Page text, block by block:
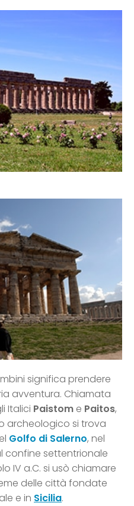
significa prendere
avventura. Chiamata
Italici Paistom e Paitos,
archeologico si trova
Golfo di Salerno, nel
confine settentrionale
IV a.C. si usò chiamare
delle città fondate
e in Sicilia.